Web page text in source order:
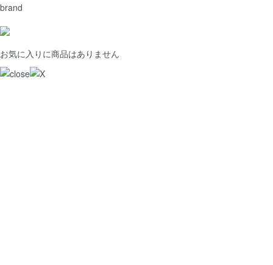
brand
お気に入りに商品はありません